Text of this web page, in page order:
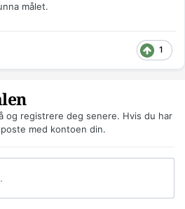
målet.
1
og registrere deg senere. Hvis du har
med kontoen din.